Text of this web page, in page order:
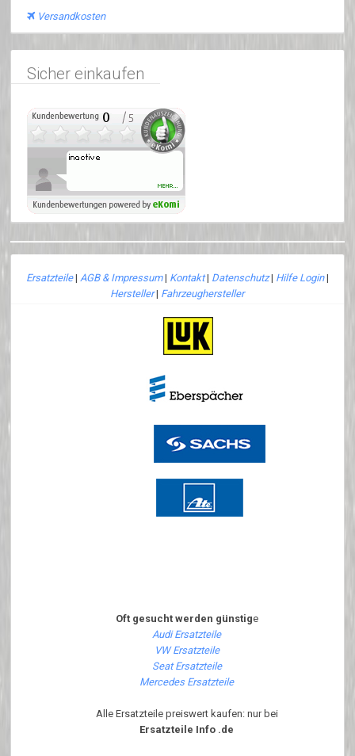
Versandkosten
Sicher einkaufen
Ersatzteile| AGB & Impressum| Kontakt| Datenschutz| Hilfe Login|
Hersteller| Fahrzeughersteller
Oft gesucht werden günstige
Audi Ersatzteile
VW Ersatzteile
Seat Ersatzteile
Mercedes Ersatzteile
Alle Ersatzteile preiswert kaufen: nur bei
Ersatzteile Info .de